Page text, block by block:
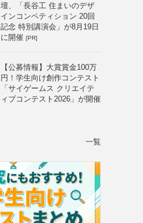
壇、「長谷工 住まいのデザ
インコンペティション 20回
記念 特別講演会」が8月19日
に開催 [PR]
【公募情報】大賞賞金100万
円！学生向け創作コンテスト
「サイゲームス クリエイテ
ィブコンテスト2026」が開催
一覧